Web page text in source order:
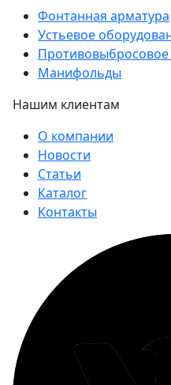
Фонтанная арматура
Устьевое
Манифольды
Нашим клиентам
О компании
Новости
Статьи
Каталог
Контакты